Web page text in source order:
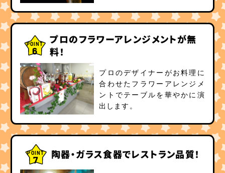
POINT
6
プロのフラワーアレンジメントが無
料！
プロのデザイナーがお料理に
合わせたフラワーアレンジメ
ントでテーブルを華やかに演
出します。
POINT
7 陶器・ガラス食器でレストラン品質！